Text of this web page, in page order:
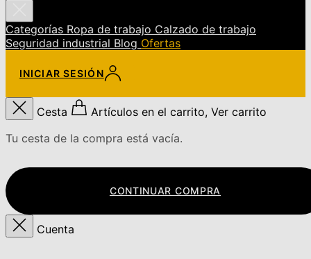
Categorías Ropa de trabajo Calzado de trabajo
Seguridad industrial Blog Ofertas
INICIAR SESIÓN
Cesta
Artículos en el carrito, Ver carrito
Tu cesta de la compra está vacía.
CONTINUAR COMPRA
Cuenta